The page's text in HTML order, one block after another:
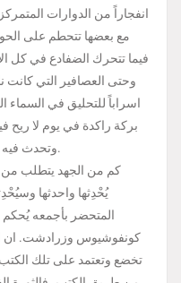
انفجاراً من الدوارات
مع بعضها تتحطم على
فيما تتحرك الضفادع في كل
وحتى العصافير التي كانت
اسراباً للتحليق في السماء
بركة راكدة في يوم لا ريح
وتحدث فيه هياجاً وتفتح له آفاقاً من الرقي والتفوق.
كم من الجهد يتطلب من
يُحْدِثها واحدثها
المتحضر بأجمعه يُحكم
كونفوشيوس وزرادشت. ان
تخضع وتعتمد على تلك